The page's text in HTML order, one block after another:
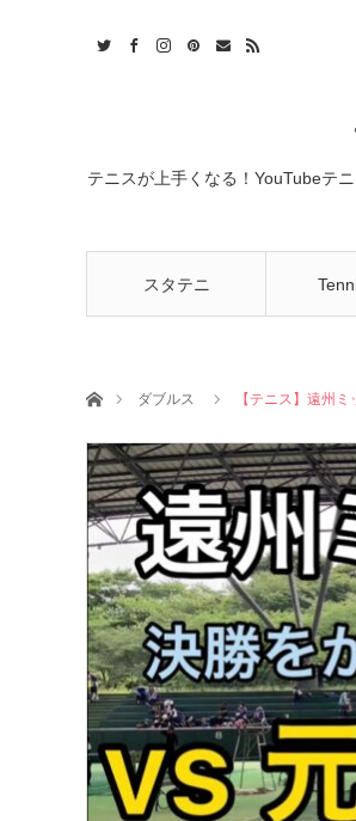
テニスが上手くなる！YouTubeテ
スタテニ
ホームダブルス 【テニス】遠州